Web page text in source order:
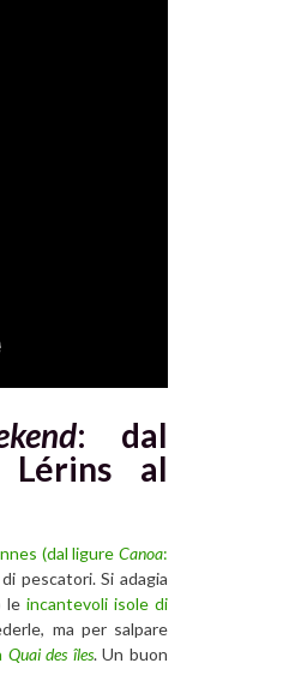
: dal
Lérins al
(dal ligure Canoa:
pescatori. Si adagia
le incantevoli isole di
ma per salpare
Quai des îles. Un buon